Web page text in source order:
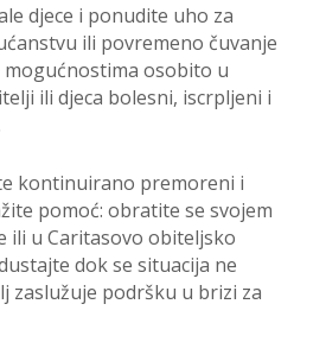
djece i ponudite uho za
ili povremeno čuvanje
mogućnostima osobito u
ili djeca bolesni, iscrpljeni i
kontinuirano premoreni i
pomoć: obratite se svojem
ili u Caritasovo obiteljsko
dok se situacija ne
zaslužuje podršku u brizi za